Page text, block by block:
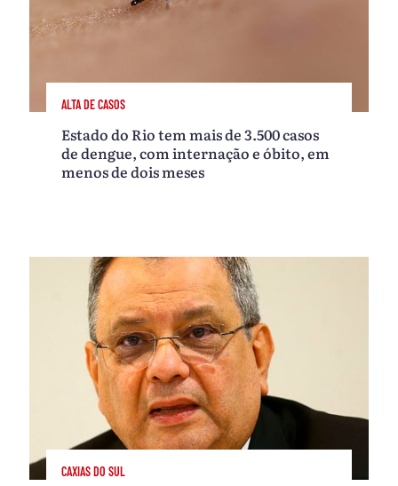
ALTA DE CASOS
Estado do Rio tem mais de 3.500 casos
de dengue, com internação e óbito, em
menos de dois meses
CAXIAS DO SUL